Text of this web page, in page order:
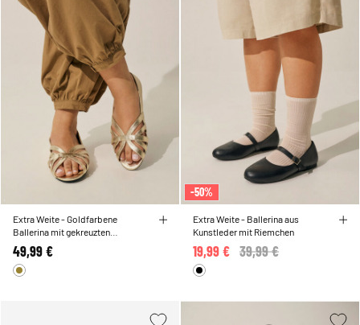
Extra Weite - Goldfarbene
Ballerina mit gekreuzten
Riemchen
49,99 €
-50%
Extra Weite - Ballerina aus
Kunstleder mit Riemchen
Price reduced from
39,99 €
19,99 €